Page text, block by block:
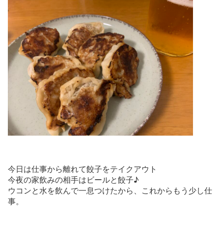
今日は仕事から離れて餃子をテイクアウト
今夜の家飲みの相手はビールと餃子♪
ウコンと水を飲んで一息つけたから、これからもう少し仕
事。